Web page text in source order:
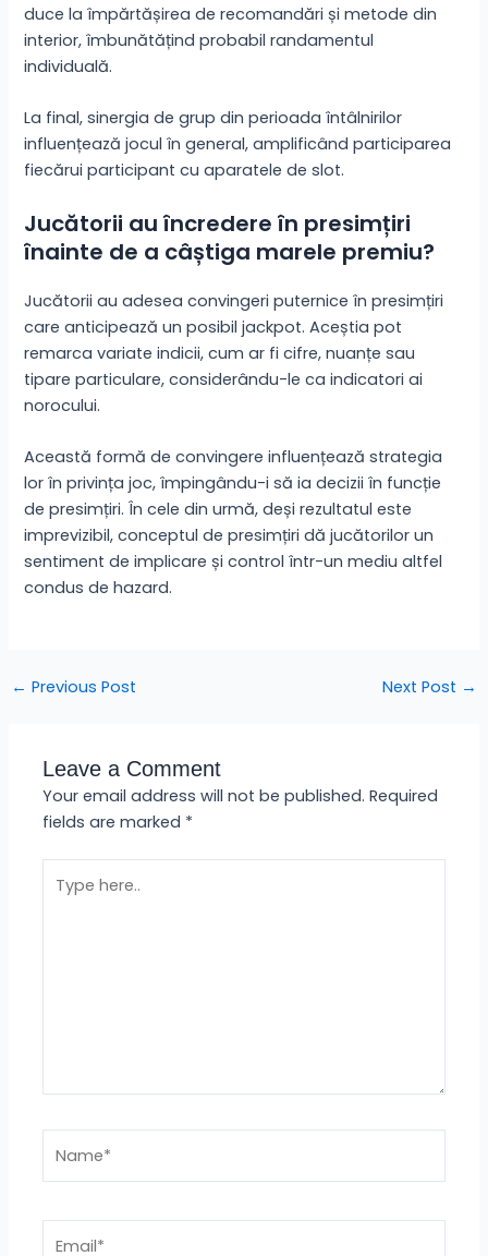
duce la împărtășirea de recomandări și metode din
interior, îmbunătățind probabil randamentul
individuală.
La final, sinergia de grup din perioada întâlnirilor
influențează jocul în general, amplificând participarea
fiecărui participant cu aparatele de slot.
Jucătorii au încredere în presimțiri
înainte de a câștiga marele premiu?
Jucătorii au adesea convingeri puternice în presimțiri
care anticipează un posibil jackpot. Aceștia pot
remarca variate indicii, cum ar fi cifre, nuanțe sau
tipare particulare, considerându-le ca indicatori ai
norocului.
Această formă de convingere influențează strategia
lor în privința joc, împingându-i să ia decizii în funcție
de presimțiri. În cele din urmă, deși rezultatul este
imprevizibil, conceptul de presimțiri dă jucătorilor un
sentiment de implicare și control într-un mediu altfel
condus de hazard.
← Previous Post Next Post →
Leave a Comment
Your email address will not be published. Required
fields are marked *
here..